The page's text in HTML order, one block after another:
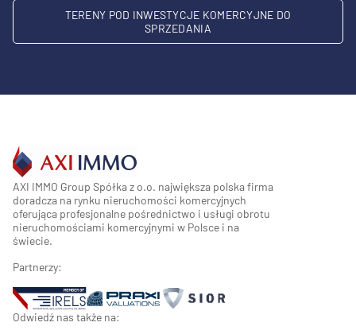
TERENY POD INWESTYCJE KOMERCYJNE DO
SPRZEDANIA
AXI IMMO Group Spółka z o.o. największa polska firma
doradcza na rynku nieruchomości komercyjnych
oferująca profesjonalne pośrednictwo i usługi obrotu
nieruchomościami komercyjnymi w Polsce i na
świecie.
Partnerzy:
Odwiedź nas także na: